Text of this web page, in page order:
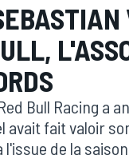
Bull Racing a
avait fait valoir
de la saison